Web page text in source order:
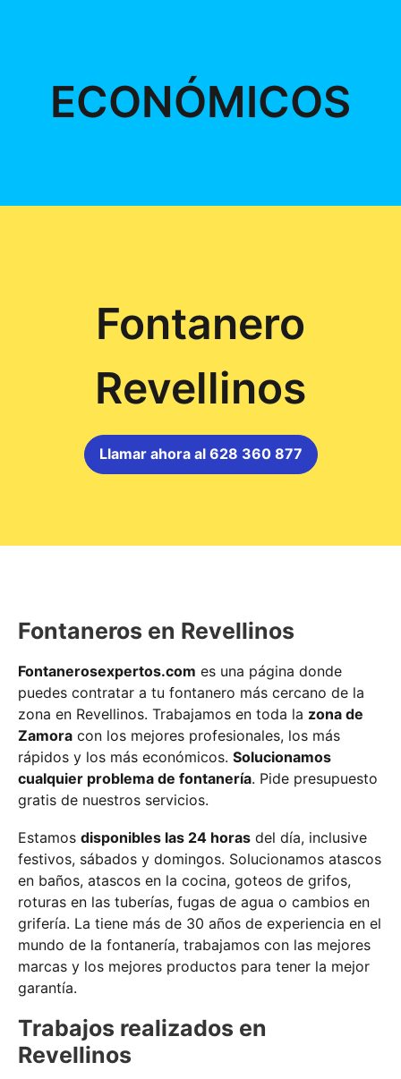
ECONÓMICOS
Fontanero
Revellinos
Llamar ahora al 628 360 877
Fontaneros en Revellinos
Fontanerosexpertos.com es una página donde
puedes contratar a tu fontanero más cercano de la
zona en Revellinos. Trabajamos en toda la zona de
Zamora con los mejores profesionales, los más
rápidos y los más económicos. Solucionamos
cualquier problema de fontanería. Pide presupuesto
gratis de nuestros servicios.
Estamos disponibles las 24 horas del día, inclusive
festivos, sábados y domingos. Solucionamos atascos
en baños, atascos en la cocina, goteos de grifos,
roturas en las tuberías, fugas de agua o cambios en
grifería. La tiene más de 30 años de experiencia en el
mundo de la fontanería, trabajamos con las mejores
marcas y los mejores productos para tener la mejor
garantía.
Trabajos realizados en
Revellinos